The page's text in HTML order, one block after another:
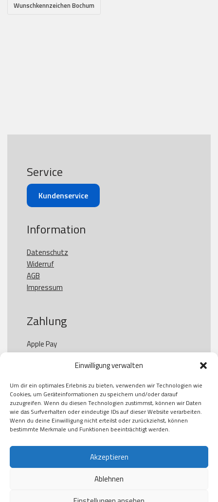
Einwilligung verwalten
Um dir ein optimales Erlebnis zu bieten, verwenden wir Technologien wie
Cookies, um Geräteinformationen zu speichern und/oder darauf
zuzugreifen. Wenn du diesen Technologien zustimmst, können wir Daten
wie das Surfverhalten oder eindeutige IDs auf dieser Website verarbeiten.
Wenn du deine Einwilligung nicht erteilst oder zurückziehst, können
bestimmte Merkmale und Funktionen beeinträchtigt werden.
Akzeptieren
Ablehnen
Wunschkennzeichen Bochum
Service
Kundenservice
Information
Datenschutz
Widerruf
AGB
Impressum
Zahlung
Apple Pay
Paypal
Kauf auf Rechung
Klarna
American Express